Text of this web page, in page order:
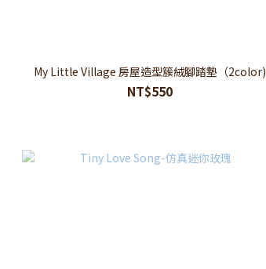
My Little Village 房屋造型簇絨腳踏墊（2color)
NT$550